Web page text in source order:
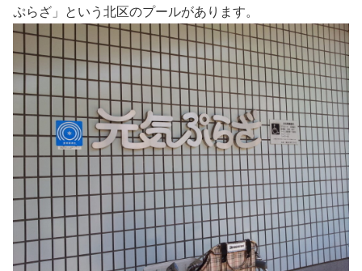
ぷらざ」という北区のプールがあります。